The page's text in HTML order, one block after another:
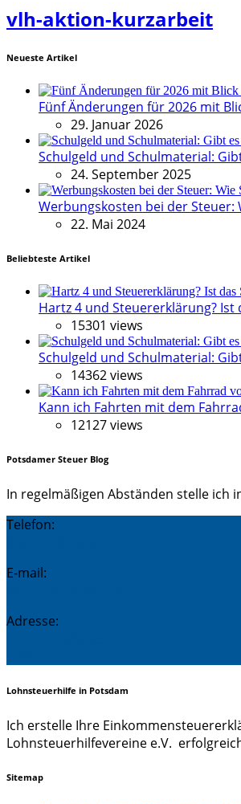
vlh-aktion-kurzarbeit
Neueste Artikel
Fünf Änderungen für 2026 mit
29. Januar 2026
Schulgeld und Schulmaterial:
24. September 2025
Werbungskosten bei der
22. Mai 2024
Beliebteste Artikel
Hartz 4 und Steuererklärung? Ist
15301 views
Schulgeld und Schulmaterial:
14362 views
Kann ich Fahrten mit dem
12127 views
Potsdamer Steuer Blog
In regelmäßigen Abständen stelle ich
Telefon:
E-mail:
Adresse:
Lohnsteuerhilfe in Potsdam
Ich erstelle Ihre
Lohnsteuerhilfevereine e.V.
Sitemap